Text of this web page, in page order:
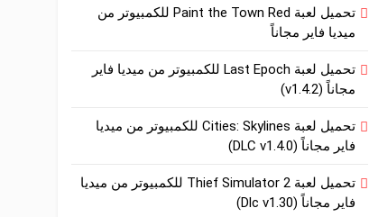
تحميل لعبة Paint the Town Red للكمبيوتر من
ميديا فاير مجاناً
تحميل لعبة Last Epoch للكمبيوتر من ميديا فاير
مجاناً (v1.4.2)
تحميل لعبة Cities: Skylines للكمبيوتر من ميديا
فاير مجاناً (DLC v1.4.0)
تحميل لعبة Thief Simulator 2 للكمبيوتر من ميديا
فاير مجاناً (Dlc v1.30)